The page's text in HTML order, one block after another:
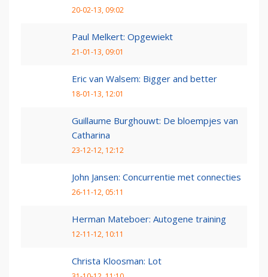
20-02-13, 09:02
Paul Melkert: Opgewiekt
21-01-13, 09:01
Eric van Walsem: Bigger and better
18-01-13, 12:01
Guillaume Burghouwt: De bloempjes van
Catharina
23-12-12, 12:12
John Jansen: Concurrentie met connecties
26-11-12, 05:11
Herman Mateboer: Autogene training
12-11-12, 10:11
Christa Kloosman: Lot